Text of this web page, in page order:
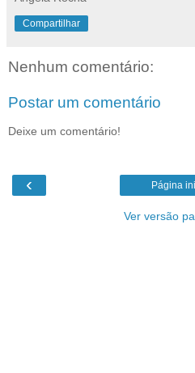
Compartilhar
Nenhum comentário:
Postar um comentário
Deixe um comentário!
‹ Página
Ver versão